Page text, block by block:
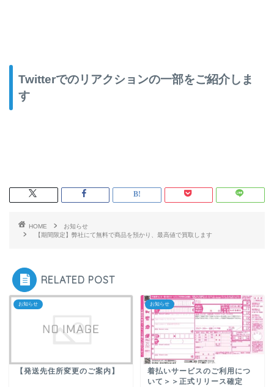
Twitterでのリアクションの一部をご紹介しま
す
HOME
お知らせ
【期間限定】弊社にて無料で商品を預かり、最高値で買取します
RELATED POST
お知らせ
【発送先住所変更のご案内】
お知らせ
着払いサービスのご利用につ
いて＞＞正式リリース確定